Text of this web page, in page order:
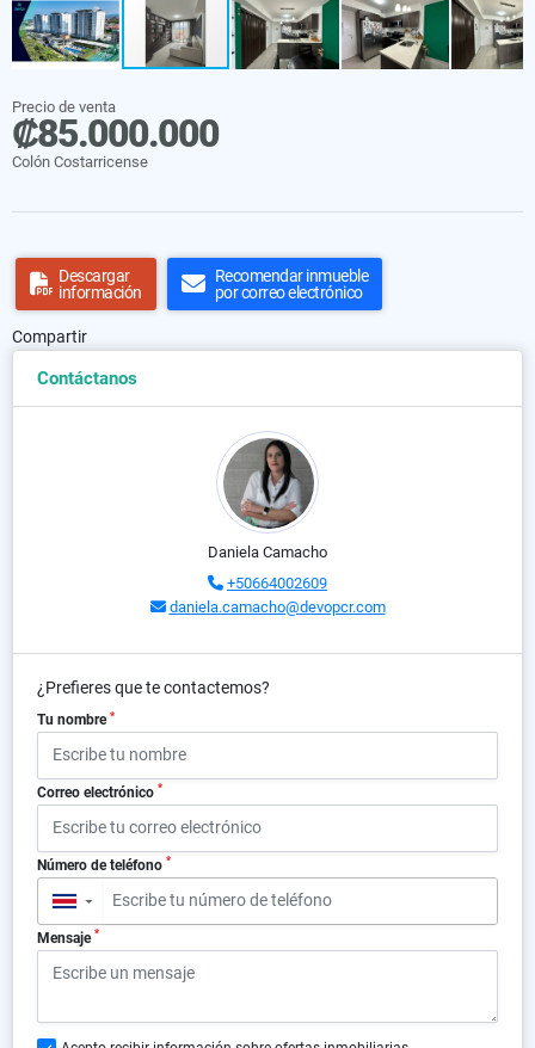
Precio de venta
₡85.000.000
Colón Costarricense
Descargar
información
Recomendar inmueble
por correo electrónico
Compartir
Contáctanos
Daniela Camacho
+50664002609
daniela.camacho@devopcr.com
¿Prefieres que te contactemos?
Tu nombre *
Correo electrónico *
Número de teléfono *
▼
Mensaje *